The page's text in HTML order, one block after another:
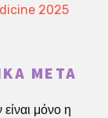
2025
ΜΕΤΆ
μόνο η